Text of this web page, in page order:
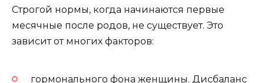
Строгой нормы, когда начинаются первые
месячные после родов, не существует. Это
зависит от многих факторов:
гормонального фона женщины. Дисбаланс